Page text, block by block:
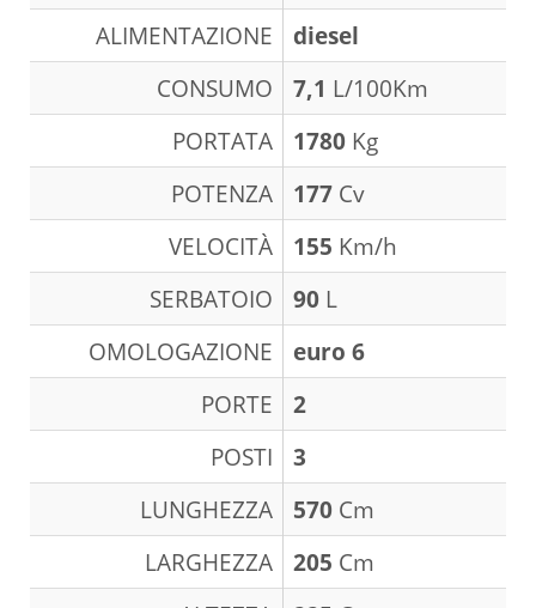
ALIMENTAZIONE
diesel
CONSUMO
7,1 L/100Km
PORTATA
1780 Kg
POTENZA
177 Cv
VELOCITÀ
155 Km/h
SERBATOIO
90 L
OMOLOGAZIONE
euro 6
PORTE
2
POSTI
3
LUNGHEZZA
570 Cm
LARGHEZZA
205 Cm